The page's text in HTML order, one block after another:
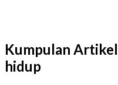
Kumpulan
hidup